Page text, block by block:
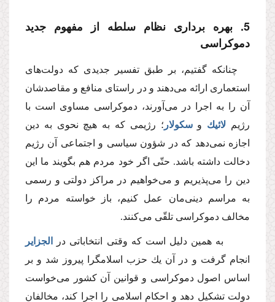
5. بهره بردارى نظام سلطه از مفهوم جدید
دموكراسى
چنانكه گفتیم، بر طبق تفسیر جدیدى كه دولت‌هاى
استعمارى ارائه مى‌دهند و در راستاى منافع و مقاصدشان
آن را به اجرا در مى‌آورند، دموكراسى مساوى است با
رژیم لائیك وسكولار ؛ رژیمى كه به هیچ نحوى به دین
اجازه نمى‌دهد كه در شؤون سیاسى و اجتماعى آن رژیم
دخالت داشته باشد. حتّى اگر خود مردم هم بگویند ما این
دین را مى‌پذیریم و مى‌خواهیم در مراكز دولتى و رسمى
به مراسم دینى‌مان عمل كنیم، باز خواسته مردم را
مخالف دموكراسى تلقّى مى‌كنند.
به همین دلیل است كه وقتى انتخاباتى در
الجزایر
انجام گرفت و در آن یك حزب اسلامگرا پیروز شد و بر
اساس اصول دموكراسى و قوانین آن كشور مى‌خواست
دولت تشكیل دهد و احكام اسلامى را اجرا كند، مخالفان